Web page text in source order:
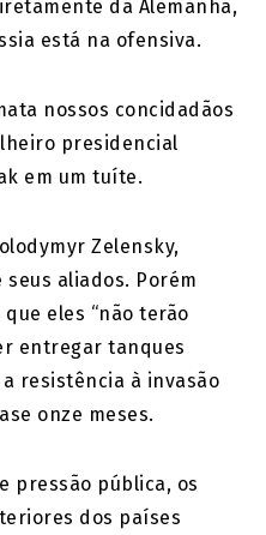
da Alemanha,
está na ofensiva.
nossos concidadãos
presidencial
em um tuíte.
Zelensky,
aliados. Porém
eles “não terão
entregar tanques
resistência à invasão
onze meses.
pressão pública, os
dos países